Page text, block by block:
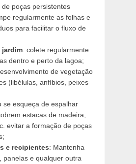
poças persistentes
regularmente as folhas e
para facilitar o fluxo de
jardim: colete regularmente
dentro e perto da lagoa;
de vegetação
(libélulas, anfíbios, peixes
se esqueça de espalhar
estacas de madeira,
evitar a formação de poças
e recipientes: Mantenha
panelas e qualquer outra